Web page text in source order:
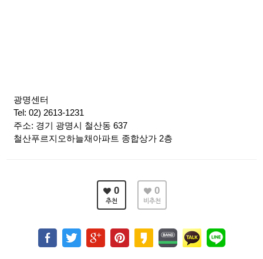
광명센터
Tel: 02) 2613-1231
주소: 경기 광명시 철산동 637
철산푸르지오하늘채아파트 종합상가 2층
0
추천
0
비추천